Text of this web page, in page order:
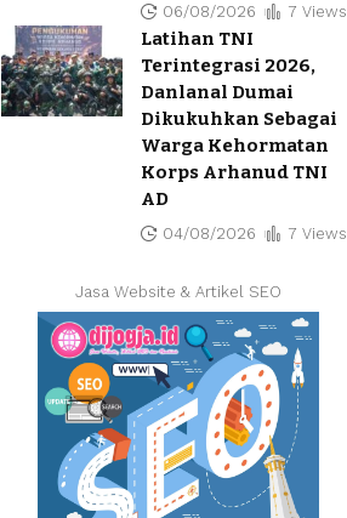
06/08/2026 7 Views
Latihan TNI
Terintegrasi 2026,
Danlanal Dumai
Dikukuhkan Sebagai
Warga Kehormatan
Korps Arhanud TNI
AD
04/08/2026 7 Views
Jasa Website & Artikel SEO